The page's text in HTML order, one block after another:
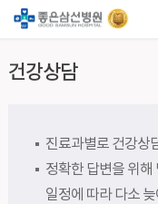
건강상담
진료과별로 건강상
정확한 답변을 위해
일정에 따라 다소